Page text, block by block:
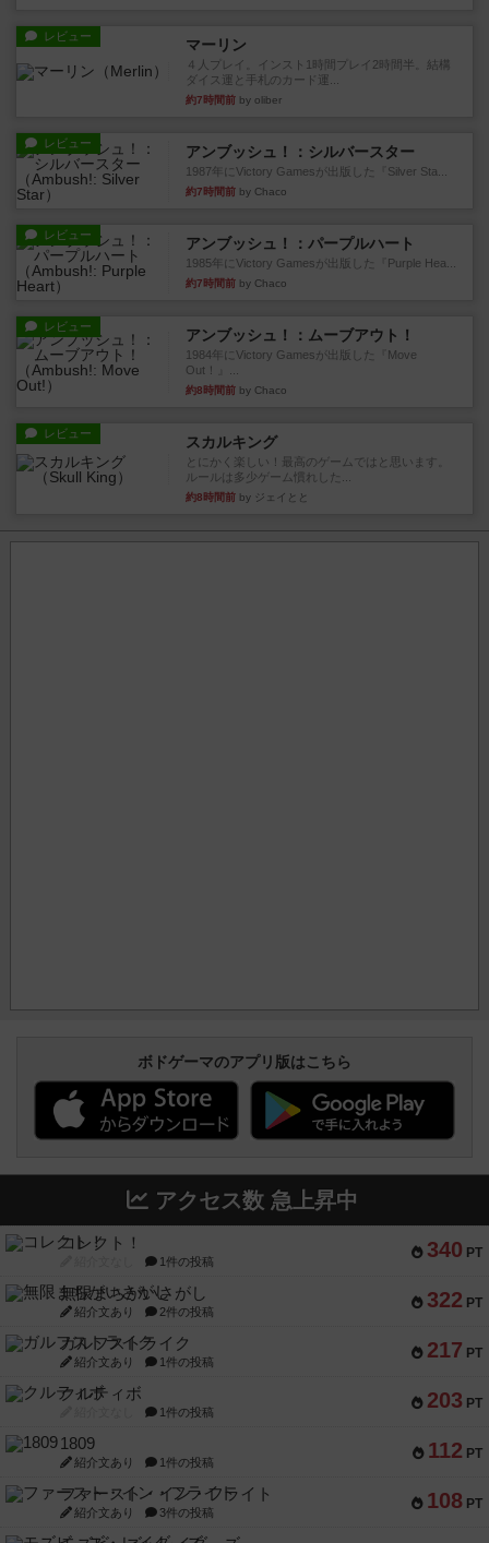
レビュー マーリン
４人プレイ。インスト1時間プレイ2時間半。結構
ダイス運と手札のカード運...
約7時間前 by oliber
レビュー アンブッシュ！：シルバースター
1987年にVictory Gamesが出版した『Silver Sta...
約7時間前 by Chaco
レビュー アンブッシュ！：パープルハート
1985年にVictory Gamesが出版した『Purple Hea...
約7時間前 by Chaco
レビュー アンブッシュ！：ムーブアウト！
1984年にVictory Gamesが出版した『Move
Out！』...
約8時間前 by Chaco
レビュー スカルキング
とにかく楽しい！最高のゲームではと思います。
ルールは多少ゲーム慣れした...
約8時間前 by ジェイとと
ボドゲーマのアプリ版はこちら
アクセス数 急上昇中
340 PT
コレクト！
1件の投稿
322 PT
無限まちがいさがし
紹介文あり 2件の投稿
217 PT
ガルフストライク
紹介文あり 1件の投稿
203 PT
クルティボ
1件の投稿
112 PT
1809
紹介文あり 1件の投稿
108 PT
ファースト・イン・フライト
紹介文あり 3件の投稿